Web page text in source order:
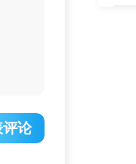
论